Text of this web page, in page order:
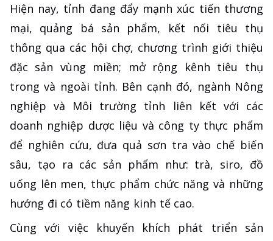
Hiện nay, tỉnh đang đẩy mạnh xúc tiến thương
mại, quảng bá sản phẩm, kết nối tiêu thụ
thông qua các hội chợ, chương trình giới thiệu
đặc sản vùng miền; mở rộng kênh tiêu thụ
trong và ngoài tỉnh. Bên cạnh đó, ngành Nông
nghiệp và Môi trường tỉnh liên kết với các
doanh nghiệp dược liệu và công ty thực phẩm
để nghiên cứu, đưa quả sơn tra vào chế biến
sâu, tạo ra các sản phẩm như: trà, siro, đồ
uống lên men, thực phẩm chức năng và những
hướng đi có tiềm năng kinh tế cao.
Cùng với việc khuyến khích phát triển sản